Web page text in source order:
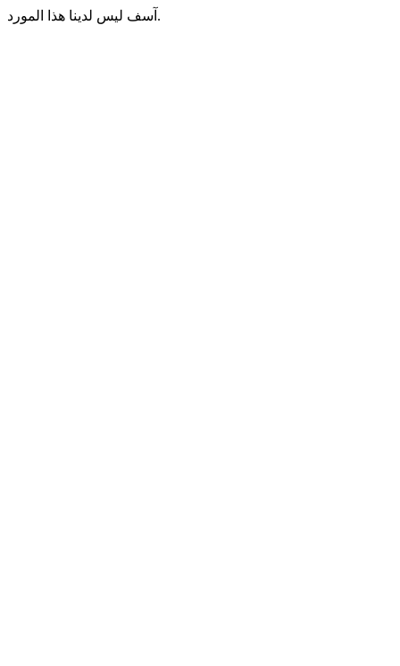
آسف ليس لدينا هذا المورد.